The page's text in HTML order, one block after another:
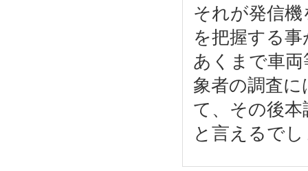
それが発信
を把握する
あくまで車
象者の調査
て、その後
と言えるで